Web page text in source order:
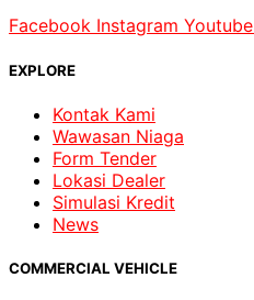
Facebook Instagram Youtube
EXPLORE
Kontak Kami
Wawasan Niaga
Form Tender
Lokasi Dealer
Simulasi Kredit
News
COMMERCIAL VEHICLE